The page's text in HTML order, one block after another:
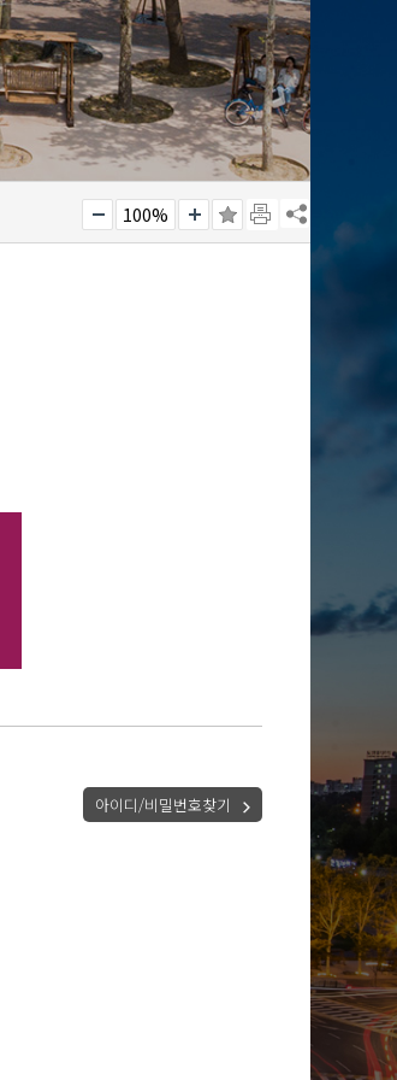
100%
아이디/비밀번호찾기